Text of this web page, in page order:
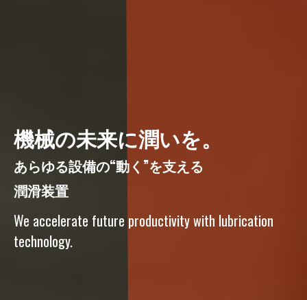
機械の未来に潤いを。
あらゆる設備の“動く”を支える
潤滑装置
We accelerate future productivity with lubrication
technology.